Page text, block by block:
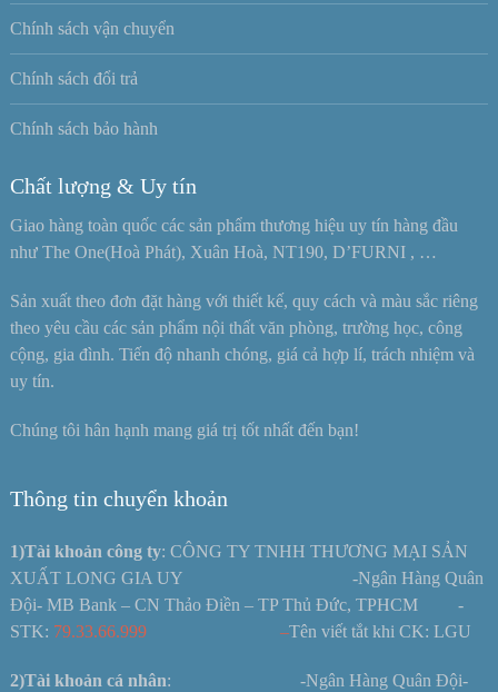
Chính sách vận chuyển
Chính sách đổi trả
Chính sách bảo hành
Chất lượng & Uy tín
Giao hàng toàn quốc các sản phẩm thương hiệu uy tín hàng đầu
như The One(Hoà Phát), Xuân Hoà, NT190, D’FURNI , …
Sản xuất theo đơn đặt hàng với thiết kế, quy cách và màu sắc riêng
theo yêu cầu các sản phẩm nội thất văn phòng, trường học, công
cộng, gia đình. Tiến độ nhanh chóng, giá cả hợp lí, trách nhiệm và
uy tín.
Chúng tôi hân hạnh mang giá trị tốt nhất đến bạn!
Thông tin chuyển khoản
1)Tài khoản công ty: CÔNG TY TNHH THƯƠNG MẠI SẢN
XUẤT LONG GIA UY -Ngân Hàng Quân
Đội- MB Bank – CN Thảo Điền – TP Thủ Đức, TPHCM -
STK: 79.33.66.999 –Tên viết tắt khi CK: LGU
2)Tài khoản cá nhân: -Ngân Hàng Quân Đội-